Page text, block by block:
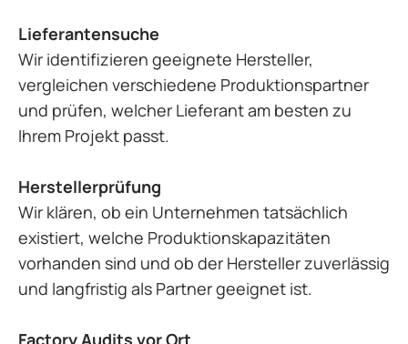
Lieferantensuche
Wir identifizieren geeignete Hersteller,
vergleichen verschiedene Produktionspartner
und prüfen, welcher Lieferant am besten zu
Ihrem Projekt passt.
Herstellerprüfung
Wir klären, ob ein Unternehmen tatsächlich
existiert, welche Produktionskapazitäten
vorhanden sind und ob der Hersteller zuverlässig
und langfristig als Partner geeignet ist.
Factory Audits vor Ort